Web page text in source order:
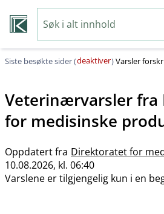
Siste besøkte sider (deaktiver)Varsler
Veterinærvarsler fra
for medisinske
Oppdatert fra Direktoratet for
10.08.2026, kl. 06:40
Varslene er tilgjengelig kun i en